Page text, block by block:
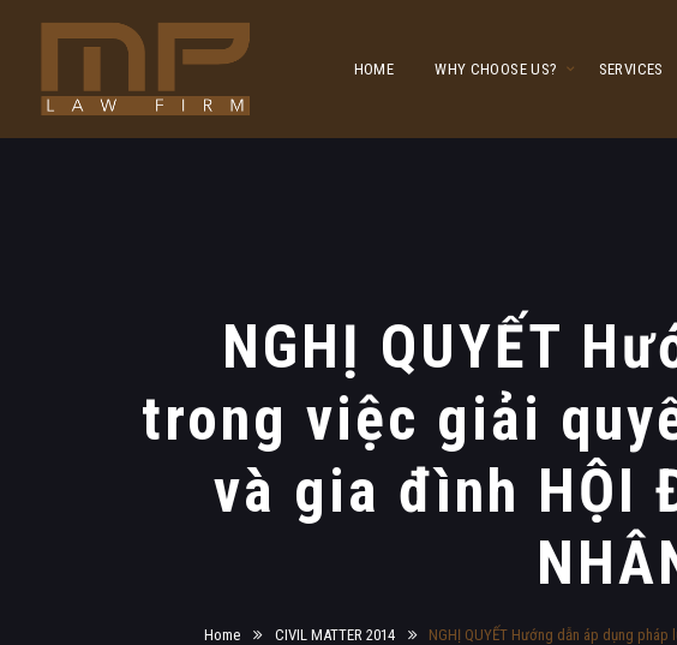
HOME WHY CHOOSE US? SERVICES
NGHỊ QUYẾT
trong việc giải
và gia đình HỘI
Home CIVIL MATTER 2014 NGHỊ QUYẾT Hướng dẫn áp dụng